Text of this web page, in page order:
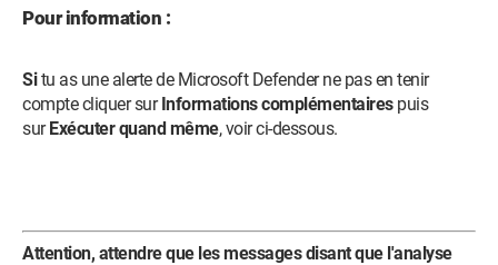
Pour information :
Situ as une alerte de Microsoft Defender ne pas en tenir
compte cliquer surInformations complémentairespuis
surExécuter quand même, voir ci-dessous.
Attention, attendre que les messages disant que l'analyse